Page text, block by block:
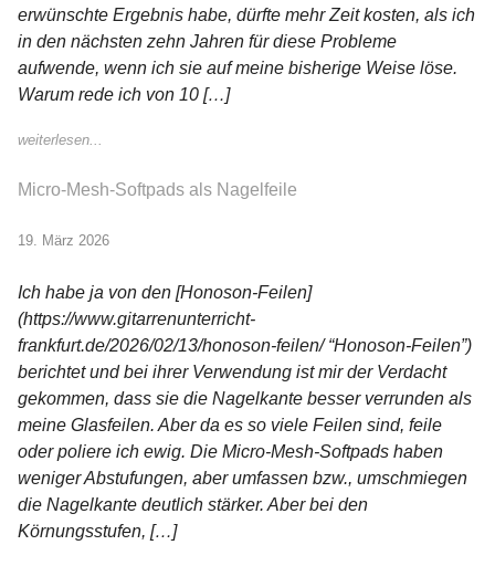
erwünschte Ergebnis habe, dürfte mehr Zeit kosten, als ich
in den nächsten zehn Jahren für diese Probleme
aufwende, wenn ich sie auf meine bisherige Weise löse.
Warum rede ich von 10 […]
weiterlesen...
Micro-Mesh-Softpads als Nagelfeile
19. März 2026
Ich habe ja von den [Honoson-Feilen]
(https://www.gitarrenunterricht-
frankfurt.de/2026/02/13/honoson-feilen/ “Honoson-Feilen”)
berichtet und bei ihrer Verwendung ist mir der Verdacht
gekommen, dass sie die Nagelkante besser verrunden als
meine Glasfeilen. Aber da es so viele Feilen sind, feile
oder poliere ich ewig. Die Micro-Mesh-Softpads haben
weniger Abstufungen, aber umfassen bzw., umschmiegen
die Nagelkante deutlich stärker. Aber bei den
Körnungsstufen, […]